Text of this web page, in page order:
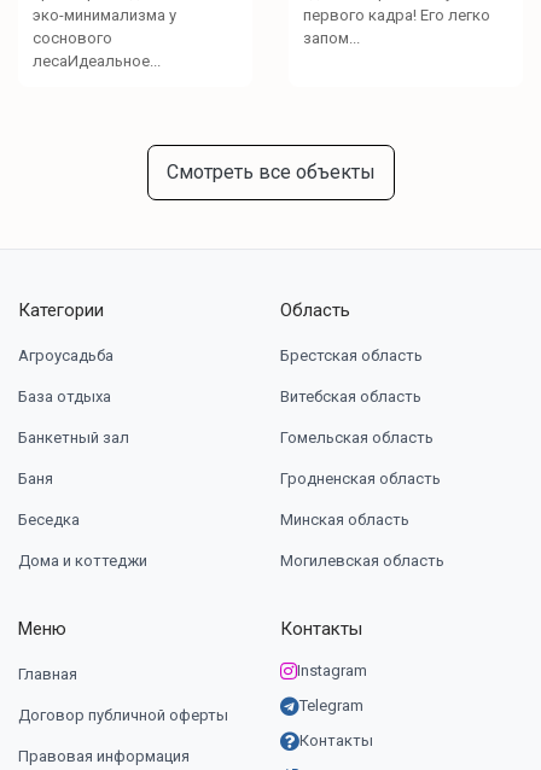
эко-минимализма у
соснового
лесаИдеальное...
первого кадра! Его легко
запом...
Смотреть все объекты
Категории
Агроусадьба
База отдыха
Банкетный зал
Баня
Беседка
Дома и коттеджи
Область
Брестская область
Витебская область
Гомельская область
Гродненская область
Минская область
Могилевская область
Меню
Главная
Договор публичной оферты
Правовая информация
Контакты
Instagram
Telegram
Контакты